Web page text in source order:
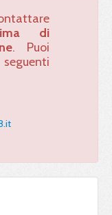
di
. Puoi